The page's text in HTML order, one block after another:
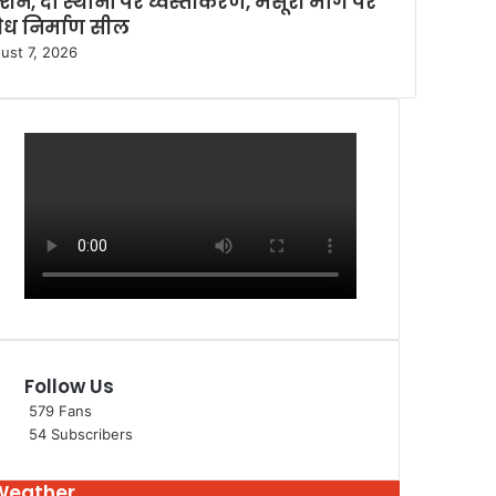
निर्माण सील
7, 2026
Follow Us
579 Fans
54 Subscribers